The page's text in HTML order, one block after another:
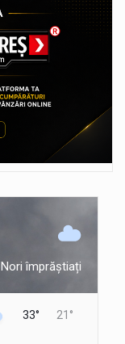
Nori împrăștiați
33° 21°